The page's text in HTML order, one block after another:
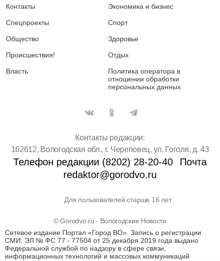
Контакты
Спецпроекты
Общество
Происшествия!
Власть
Экономика и бизнес
Спорт
Здоровье
Отдых
Политика оператора в
отношении обработки
персональных данных
Контакты редакции:
162612, Вологодская обл., г. Череповец, ул. Гоголя, д. 43
Телефон редакции (8202) 28-20-40
Почта
redaktor@gorodvo.ru
Для пользователей старше 16 лет
© Gorodvo.ru - Вологодские Новости
Сетевое издание Портал «Город ВО». Запись о регистрации
СМИ: ЭЛ № ФС 77 - 77504 от 25 декабря 2019 года выдано
Федеральной службой по надзору в сфере связи,
информационных технологий и массовых коммуникаций